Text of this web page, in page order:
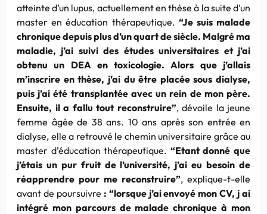
atteinte d’un lupus, actuellement en thèse à la suite d’un
master en éducation thérapeutique. “Je suis malade
chronique depuis plus d’un quart de siècle. Malgré ma
maladie, j’ai suivi des études universitaires et j’ai
obtenu un DEA en toxicologie. Alors que j’allais
m’inscrire en thèse, j’ai du être placée sous dialyse,
puis j’ai été transplantée avec un rein de mon père.
Ensuite, il a fallu tout reconstruire”, dévoile la jeune
femme âgée de 38 ans. 10 ans après son entrée en
dialyse, elle a retrouvé le chemin universitaire grâce au
master d’éducation thérapeutique. “Etantdonné que
j’étais un pur fruit de l’université, j’ai eu besoin de
réapprendre pour me reconstruire”, explique-t-elle
avant de poursuivre : “lorsque j’ai envoyé monCV, j ai
intégré mon parcours de malade chronique à mon